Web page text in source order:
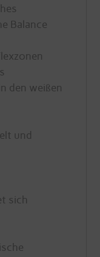
Balance
den weißen
und
sich